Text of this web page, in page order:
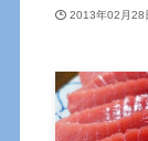
2013年02月28